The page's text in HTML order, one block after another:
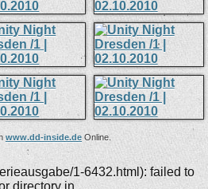
www.dd-inside.de Online.
1-6432.html): failed to
directory in